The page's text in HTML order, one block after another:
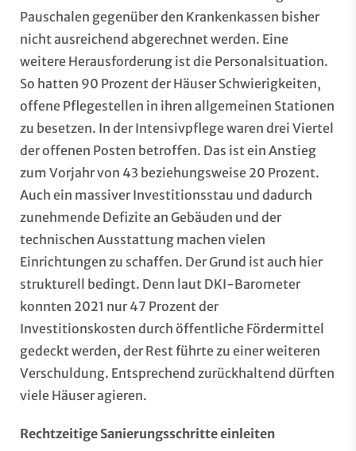
Pauschalen gegenüber den Krankenkassen bisher
nicht ausreichend abgerechnet werden. Eine
weitere Herausforderung ist die Personalsituation.
So hatten 90 Prozent der Häuser Schwierigkeiten,
offene Pflegestellen in ihren allgemeinen Stationen
zu besetzen. In der Intensivpflege waren drei Viertel
der offenen Posten betroffen. Das ist ein Anstieg
zum Vorjahr von 43 beziehungsweise 20 Prozent.
Auch ein massiver Investitionsstau und dadurch
zunehmende Defizite an Gebäuden und der
technischen Ausstattung machen vielen
Einrichtungen zu schaffen. Der Grund ist auch hier
strukturell bedingt. Denn laut DKI-Barometer
konnten 2021 nur 47 Prozent der
Investitionskosten durch öffentliche Fördermittel
gedeckt werden, der Rest führte zu einer weiteren
Verschuldung. Entsprechend zurückhaltend dürften
viele Häuser agieren.
Rechtzeitige Sanierungsschritte einleiten